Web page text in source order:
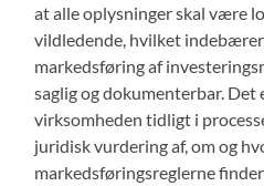
at alle oplysninger skal være
vildledende, hvilket
markedsføring af
saglig og dokumenterbar. Det
virksomheden tidligt i
juridisk vurdering af, om og
markedsføringsreglerne